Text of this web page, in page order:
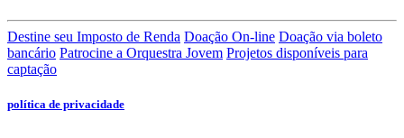
Destine seu Imposto de Renda Doação On-line Doação via boleto
bancário Patrocine a Orquestra Jovem Projetos disponíveis para
captação
política de privacidade